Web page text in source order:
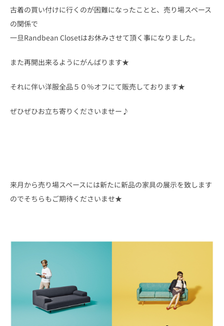
古着の買い付けに行くのが困難になったことと、売り場スペース
の関係で
一旦Randbean Closetはお休みさせて頂く事になりました。
また再開出来るようにがんばります★
それに伴い洋服全品５０％オフにて販売しております★
ぜひぜひお立ち寄りくださいませー♪
来月から売り場スペースには新たに新品の家具の展示を致します
のでそちらもご期待くださいませ★